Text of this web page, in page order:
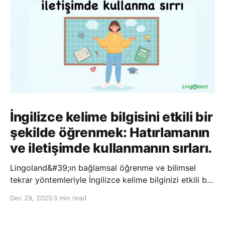
İngilizce kelime bilgisini etkili bir
şekilde öğrenmek: Hatırlamanın
ve iletişimde kullanmanın sırları.
Lingoland&#39;ın bağlamsal öğrenme ve bilimsel
tekrar yöntemleriyle İngilizce kelime bilginizi etkili bir
hatırlayabilir ve daha doğal bir şekilde iletişim
Dec 29, 2025 3 min read